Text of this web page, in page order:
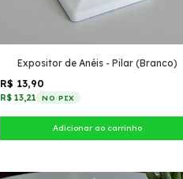
Expositor de Anéis - Pilar (Branco)
R$ 13,90
R$ 13,21 NO PIX